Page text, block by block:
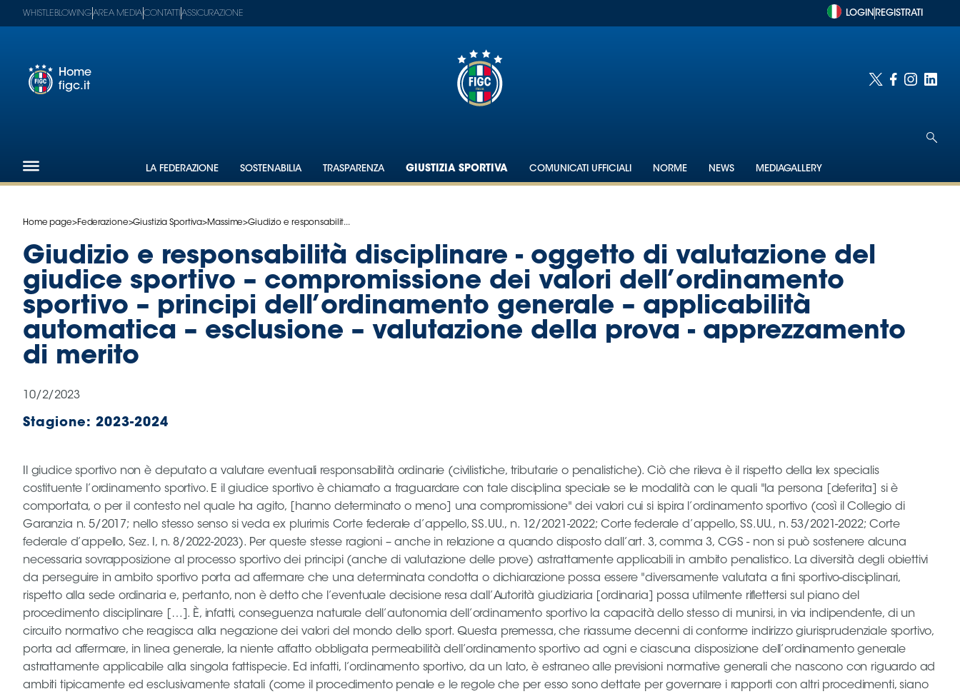
Nazionali
Paralimpico
Serie
Women
Serie
Femminile
Museo
Calcio
nazionali
Assicurazione
Cerca
Whistleblowing
Area
Media
WHISTLEBLOWINGAREA MEDIACONTATTI ASSICURAZIONE LOGIN REGISTRATI
Home
figc.it
LA FEDERAZIONE SOSTENABILIA TRASPARENZA GIUSTIZIA SPORTIVA COMUNICATI UFFICIALI NORME NEWS MEDIAGALLERY
Home page>Federazione>Giustizia Sportiva>Massime>Giudizio e responsabilit...
Giudizio e responsabilità disciplinare - oggetto di valutazione del
giudice sportivo – compromissione dei valori dell’ordinamento
sportivo – principi dell’ordinamento generale – applicabilità
automatica – esclusione – valutazione della prova - apprezzamento
di merito
10/2/2023
Stagione: 2023-2024
Il giudice sportivo non è deputato a valutare eventuali responsabilità ordinarie (civilistiche, tributarie o penalistiche). Ciò che rileva è il rispetto della lex specialis
costituente l’ordinamento sportivo. E il giudice sportivo è chiamato a traguardare con tale disciplina speciale se le modalità con le quali "la persona [deferita] si è
comportata, o per il contesto nel quale ha agito, [hanno determinato o meno] una compromissione" dei valori cui si ispira l’ordinamento sportivo (così il Collegio di
Garanzia n. 5/2017; nello stesso senso si veda ex plurimis Corte federale d’appello, SS.UU., n. 12/2021-2022; Corte federale d’appello, SS.UU., n. 53/2021-2022; Corte
federale d’appello, Sez. I, n. 8/2022-2023). Per queste stesse ragioni – anche in relazione a quando disposto dall’art. 3, comma 3, CGS - non si può sostenere alcuna
necessaria sovrapposizione al processo sportivo dei principi (anche di valutazione delle prove) astrattamente applicabili in ambito penalistico. La diversità degli obiettivi
da perseguire in ambito sportivo porta ad affermare che una determinata condotta o dichiarazione possa essere "diversamente valutata a fini sportivo-disciplinari,
rispetto alla sede ordinaria e, pertanto, non è detto che l’eventuale decisione resa dall’Autorità giudiziaria [ordinaria] possa utilmente riflettersi sul piano del
procedimento disciplinare […]. È, infatti, conseguenza naturale dell’autonomia dell’ordinamento sportivo la capacità dello stesso di munirsi, in via indipendente, di un
circuito normativo che reagisca alla negazione dei valori del mondo dello sport. Questa premessa, che riassume decenni di conforme indirizzo giurisprudenziale sportivo,
porta ad affermare, in linea generale, la niente affatto obbligata permeabilità dell’ordinamento sportivo ad ogni e ciascuna disposizione dell’ordinamento generale
astrattamente applicabile alla singola fattispecie. Ed infatti, l’ordinamento sportivo, da un lato, è estraneo alle previsioni normative generali che nascono con riguardo ad
ambiti tipicamente ed esclusivamente statali (come il procedimento penale e le regole che per esso sono dettate per governare i rapporti con altri procedimenti, siano